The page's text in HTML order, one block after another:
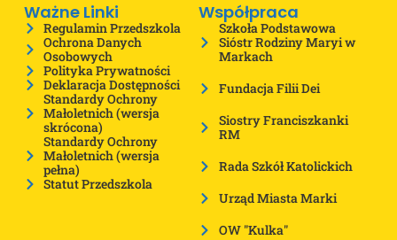
Ważne Linki
Regulamin Przedszkola
Ochrona Danych
Osobowych
Polityka Prywatności
Deklaracja Dostępności
Standardy Ochrony
Małoletnich (wersja
skrócona)
Standardy Ochrony
Małoletnich (wersja
pełna)
Statut Przedszkola
Współpraca
Szkoła Podstawowa
Sióstr Rodziny Maryi w
Markach
Fundacja Filii Dei
Siostry Franciszkanki
RM
Rada Szkół Katolickich
Urząd Miasta Marki
OW "Kulka"